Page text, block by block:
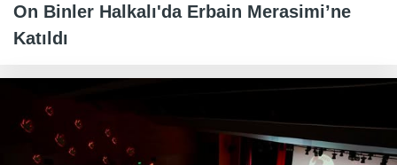
On Binler Halkalı'da Erbain Merasimi’ne
Katıldı